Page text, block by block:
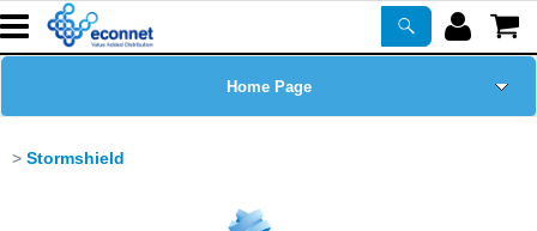
Home Page
Prodotti
Stormshield